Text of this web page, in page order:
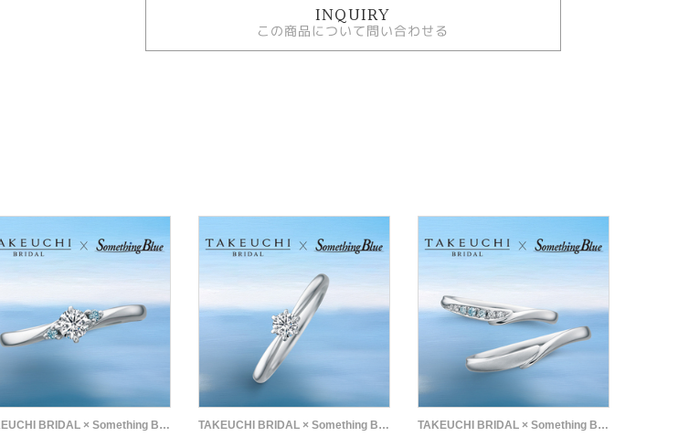
INQUIRY
この商品について問い合わせる
TAKEUCHI BRIDAL × Something Blue TAKEUCHI BRIDAL × Something Blue TAKEUCHI BRIDAL × Something Blue